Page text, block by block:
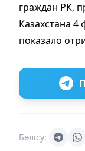
граждан РК,
Казахстана 4
показало
Бөлісу: